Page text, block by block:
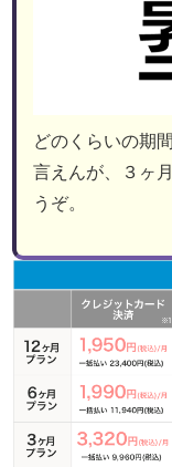
どのくらいの期
言えんが、３ヶ
うぞ。